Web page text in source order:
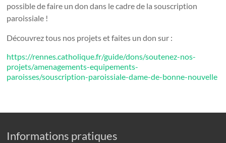
possible de faire un don dans le cadre de la souscription
paroissiale !
Découvrez tous nos projets et faites un don sur :
https://rennes.catholique.fr/guide/dons/soutenez-nos-
projets/amenagements-equipements-
paroisses/souscription-paroissiale-dame-de-bonne-nouvelle
Informations pratiques